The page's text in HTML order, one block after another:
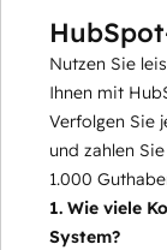
Nutzen Sie
Ihnen mit
Verfolgen Sie
und zahlen
1.000
1. Wie viele
System?